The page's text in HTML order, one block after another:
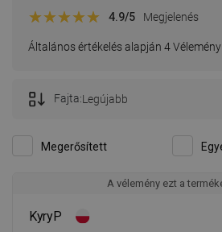
Általános értékelés alapján 4 Vélemény
4.9/5 Megjelenés
Megerősített
Fajta:Legújabb
A vélemény ezt a
KyryP